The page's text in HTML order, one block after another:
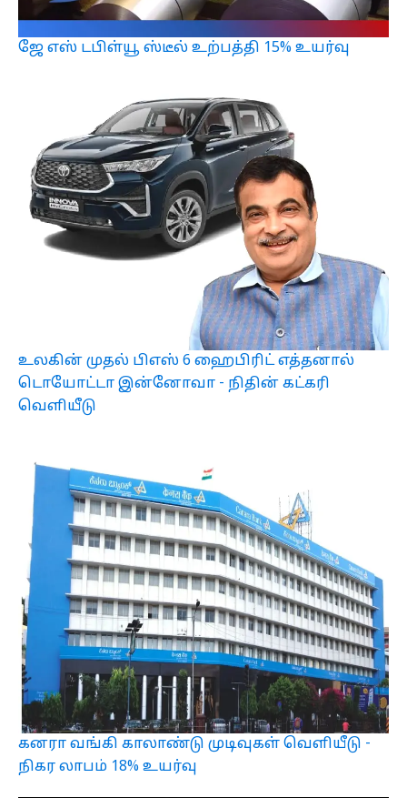
ஜே எஸ் டபிள்யூ ஸ்டீல் உற்பத்தி 15% உயர்வு
உலகின் முதல் பிஎஸ் 6 ஹைபிரிட் எத்தனால்
டொயோட்டா இன்னோவா - நிதின் கட்கரி
வெளியீடு
கனரா வங்கி காலாண்டு முடிவுகள் வெளியீடு -
நிகர லாபம் 18% உயர்வு